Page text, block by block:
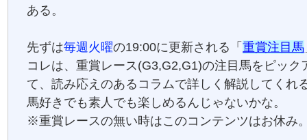
ある。
先ずは毎週火曜の19:00に更新される「重賞注目馬
コレは、重賞レース(G3,G2,G1)の注目馬をピック
て、読み応えのあるコラムで詳しく解説してくれ
馬好きでも素人でも楽しめるんじゃないかな。
※重賞レースの無い時はこのコンテンツはお休み